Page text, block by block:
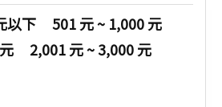
以下
501 元 ~ 1,000 元
2,001 元 ~ 3,000 元